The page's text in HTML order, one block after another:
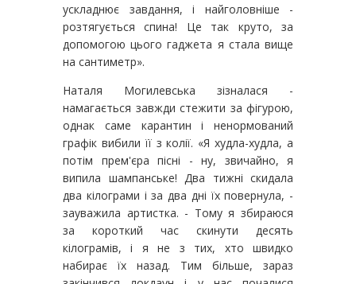
ускладнює завдання, і найголовніше -
розтягується спина! Це так круто, за
допомогою цього гаджета я стала вище
на сантиметр».
Наталя Могилевська зізналася -
намагається завжди стежити за фігурою,
однак саме карантин і ненормований
графік вибили її з колії. «Я худла-худла, а
потім прем'єра пісні - ну, звичайно, я
випила шампанське! Два тижні скидала
два кілограми і за два дні їх повернула, -
зауважила артистка. - Тому я збираюся
за короткий час скинути десять
кілограмів, і я не з тих, хто швидко
набирає їх назад. Тим більше, зараз